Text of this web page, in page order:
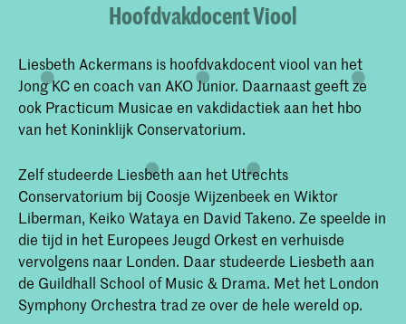
Hoofdvakdocent Viool
Liesbeth Ackermans is hoofdvakdocent viool van het
Jong KC en coach van AKO Junior. Daarnaast geeft ze
ook Practicum Musicae en vakdidactiek aan het hbo
van het Koninklijk Conservatorium.
Zelf studeerde Liesbeth aan het Utrechts
Conservatorium bij Coosje Wijzenbeek en Wiktor
Liberman, Keiko Wataya en David Takeno. Ze speelde in
die tijd in het Europees Jeugd Orkest en verhuisde
vervolgens naar Londen. Daar studeerde Liesbeth aan
de Guildhall School of Music & Drama. Met het London
Symphony Orchestra trad ze over de hele wereld op.